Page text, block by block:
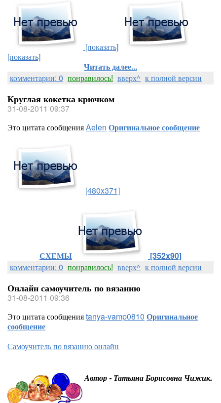
[показать]
[показать]
Читать далее...
комментарии: 0 понравилось! вверх^ к полной версии
Круглая кокетка крючком
31-08-2011 09:37
Это цитата сообщенияAelen Оригинальное сообщение
[480x371]
СХЕМЫ
[352x90]
комментарии: 0 понравилось! вверх^ к полной версии
Онлайн самоучитель по вязанию
31-08-2011 09:36
Это цитата сообщенияtanya-vamp0810 Оригинальное
сообщение
Самоучитель по вязанию онлайн
Автор - Татьяна Борисовна Чижик.